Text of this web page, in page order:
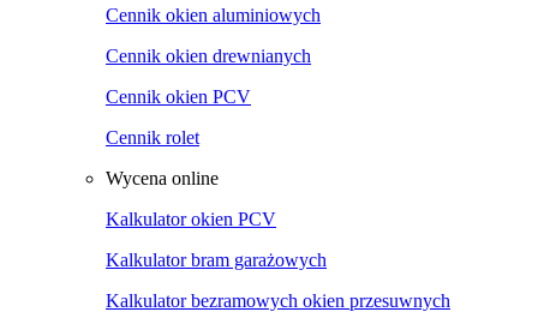
Cennik okien aluminiowych
Cennik okien drewnianych
Cennik okien PCV
Cennik rolet
Wycena online
Kalkulator okien PCV
Kalkulator bram garażowych
Kalkulator bezramowych okien przesuwnych